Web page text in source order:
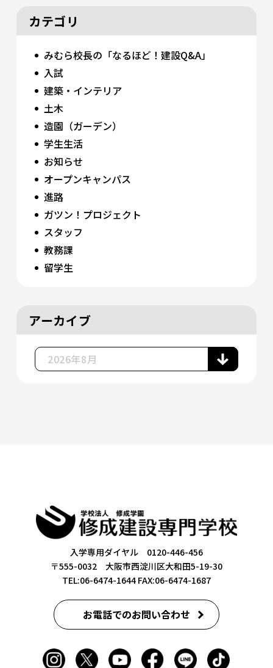
カテゴリ
みむら校長の「なるほど！建設Q&A」
入試
建築・インテリア
土木
造園（ガーデン）
学生生活
お知らせ
オープンキャンパス
進路
ガツン！プロジェクト
スタッフ
教務課
留学生
アーカイブ
入学専用ダイヤル 0120-446-456
〒555-0032 大阪市西淀川区大和田5-19-30
TEL:06-6474-1644FAX:06-6474-1687
お電話でのお問い合わせ